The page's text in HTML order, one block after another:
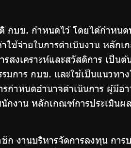
บข. กำหนดไว้ โดยได้กำหนด
ใช้จ่ายในการดำเนินงาน หลัก
สงเคราะห์และสวัสดิการ เป็น
การ กบข. และใช้เป็นแนวทา
กำหนดอำนาจดำเนินการ ผู้มีอ
กงาน หลักเกณฑ์การประเมินผ
ก งานบริหารจัดการลงทุน การ